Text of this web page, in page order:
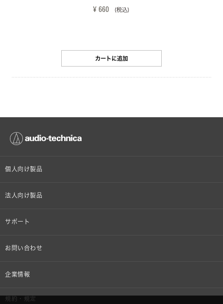
¥ 660 (税込)
カートに追加
個人向け製品
オンラインストア限定
法人向け製品
設備音響機器
サポート
個人向け製品サポート
お問い合わせ
その他、メディア 取材関連等のお問い合わせ
企業情報
株式会社オーディオテクニカ
規約・規定